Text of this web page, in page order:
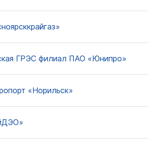
ГРЭС филиал ПАО «Юнипро»
«Норильск»